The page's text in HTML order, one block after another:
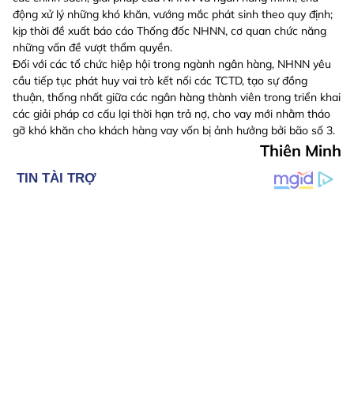
động xử lý những khó khăn, vướng mắc phát sinh theo quy định;
kịp thời đề xuất báo cáo Thống đốc NHNN, cơ quan chức năng
những vấn đề vượt thẩm quyền.
Đối với các tổ chức hiệp hội trong ngành ngân hàng, NHNN yêu
cầu tiếp tục phát huy vai trò kết nối các TCTD, tạo sự đồng
thuận, thống nhất giữa các ngân hàng thành viên trong triển khai
các giải pháp cơ cấu lại thời hạn trả nợ, cho vay mới nhằm tháo
gỡ khó khăn cho khách hàng vay vốn bị ảnh hưởng bởi bão số 3.
Thiên Minh